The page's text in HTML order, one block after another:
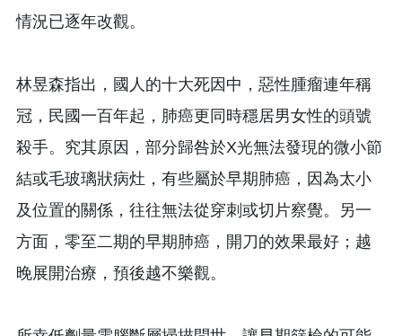
情況已逐年改觀。
林昱森指出，國人的十大死因中，惡性腫瘤連年稱
冠，民國一百年起，肺癌更同時穩居男女性的頭號
殺手。究其原因，部分歸咎於X光無法發現的微小節
結或毛玻璃狀病灶，有些屬於早期肺癌，因為太小
及位置的關係，往往無法從穿刺或切片察覺。另一
方面，零至二期的早期肺癌，開刀的效果最好；越
晚展開治療，預後越不樂觀。